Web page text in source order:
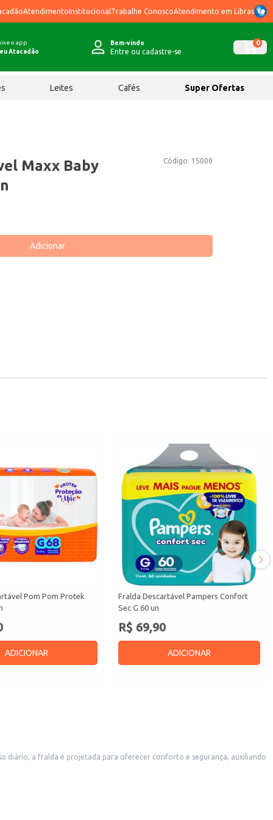
AtendimentoInstitucional Trabalhe ConoscoAtendimento em Libras
o app
Atacadão
Bem-vindo
Entre ou cadastre-se
0
Leites Cafés Super Ofertas
Código: 15000
Maxx Baby
Adicionar
Pom Pom Protek
ADICIONAR
Fralda Descartável Pampers Confort
Sec G 60 un
R$ 69,90
ADICIONAR
diário, a fralda é projetada para oferecer conforto e segurança, auxiliando
de cuidados com a criança.